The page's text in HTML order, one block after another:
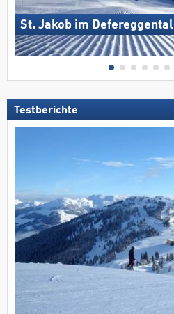
St. Jakob im Defereggental
Testberichte